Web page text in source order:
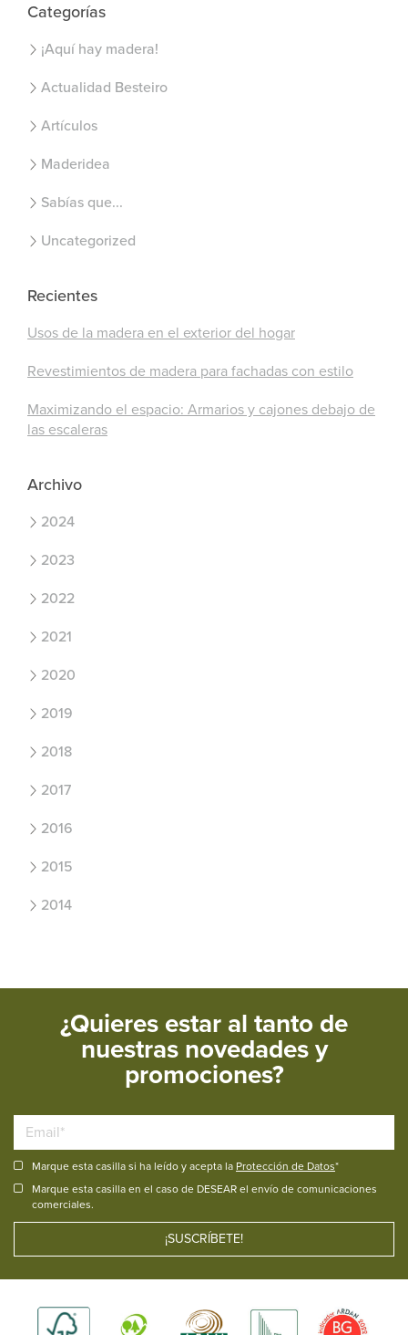
Categorías
¡Aquí hay madera!
Actualidad Besteiro
Artículos
Maderidea
Sabías que...
Uncategorized
Recientes
Usos de la madera en el exterior del hogar
Revestimientos de madera para fachadas con estilo
Maximizando el espacio: Armarios y cajones debajo de
las escaleras
Archivo
2024
2023
2022
2021
2020
2019
2018
2017
2016
2015
2014
¿Quieres estar al tanto de
nuestras novedades y
promociones?
Marque esta casilla si ha leído y acepta la Protección de Datos*
Marque esta casilla en el caso de DESEAR el envío de comunicaciones
comerciales.